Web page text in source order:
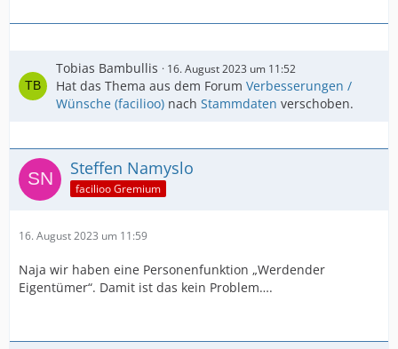
Tobias Bambullis 16. August 2023 um 11:52
Hat das Thema aus dem Forum Verbesserungen /
Wünsche (facilioo) nach Stammdaten verschoben.
Steffen Namyslo
facilioo Gremium
16. August 2023 um 11:59
Naja wir haben eine Personenfunktion „Werdender
Eigentümer“. Damit ist das kein Problem….